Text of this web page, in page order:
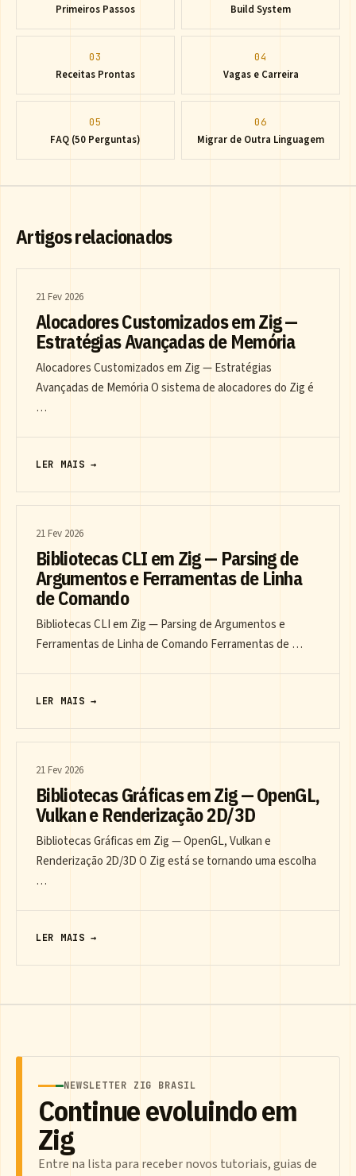
Primeiros Passos Build System
03
Receitas Prontas
04
Vagas e Carreira
05
FAQ (50 Perguntas)
06
Migrar de Outra Linguagem
Artigos relacionados
21 Fev 2026
Alocadores Customizados em Zig —
Estratégias Avançadas de Memória
Alocadores Customizados em Zig — Estratégias
Avançadas de Memória O sistema de alocadores do Zig é
…
LER MAIS →
21 Fev 2026
Bibliotecas CLI em Zig — Parsing de
Argumentos e Ferramentas de Linha
de Comando
Bibliotecas CLI em Zig — Parsing de Argumentos e
Ferramentas de Linha de Comando Ferramentas de …
LER MAIS →
21 Fev 2026
Bibliotecas Gráficas em Zig — OpenGL,
Vulkan e Renderização 2D/3D
Bibliotecas Gráficas em Zig — OpenGL, Vulkan e
Renderização 2D/3D O Zig está se tornando uma escolha
…
LER MAIS →
NEWSLETTER ZIG BRASIL
Continue evoluindo em
Zig
Entre na lista para receber novos tutoriais, guias de